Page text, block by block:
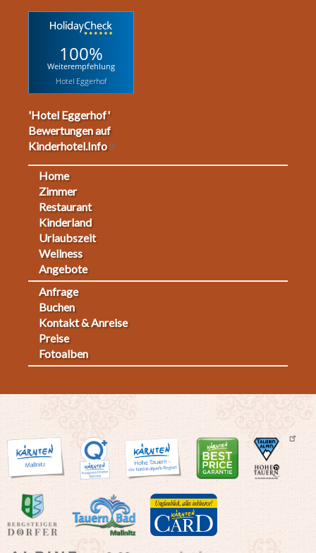
100%
Weiterempfehlung
Hotel Eggerhof
'Hotel Eggerhof'
Bewertungen auf
Kinderhotel.Info
Footermenu
Home
Zimmer
Restaurant
Kinderland
Urlaubszeit
Wellness
Angebote
Fußmenü
2
Anfrage
Buchen
Kontakt & Anreise
Preise
Fotoalben